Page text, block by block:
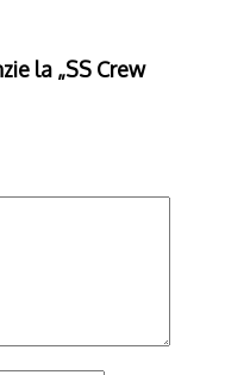
la „SS Crew